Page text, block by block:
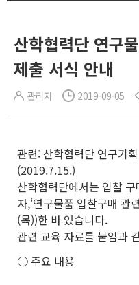
산학협력단 연구
제출 서식 안내
관리자 2019-09-05
관련: 산학협력단 연구기
(2019.7.15.)
산학협력단에서는 입찰
자,‘연구물품 입찰구매 관
(목))한 바 있습니다.
관련 교육 자료를 붙임과
○ 주요 내용